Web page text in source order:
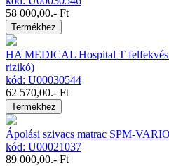
58 000,00.- Ft
Termékhez
HA MEDICAL Hospital T felfekvés
rizikó)
kód: U00030544
62 570,00.- Ft
Termékhez
Ápolási szivacs matrac SPM-
kód: U00021037
89 000,00.- Ft